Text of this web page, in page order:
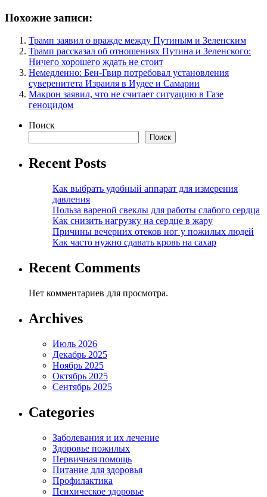
Похожие записи:
Трамп заявил о вражде между Путиным и Зеленским
Трамп рассказал об отношениях Путина и Зеленского:
Ничего хорошего ждать не стоит
Немедленно: Бен-Гвир потребовал установления
суверенитета Израиля в Иудее и Самарии
Макрон заявил, что не считает ситуацию в Газе
геноцидом
Поиск
Поиск
Recent Posts
Как выбрать удобный аппарат для измерения
давления
Польза вареной свеклы для работы слабого сердца
Как снизить нагрузку на сердце в жару
Причины вечерних отеков ног у пожилых людей
Как часто нужно сдавать кровь на сахар
Recent Comments
Нет комментариев для просмотра.
Archives
Июль 2026
Декабрь 2025
Ноябрь 2025
Октябрь 2025
Сентябрь 2025
Categories
Заболевания и их лечение
Здоровье пожилых
Первичная помощь
Питание для здоровья
Профилактика
Психическое здоровье